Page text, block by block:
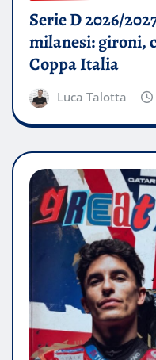
Serie D 2026/
milanesi: gironi,
Coppa Italia
Luca Talotta